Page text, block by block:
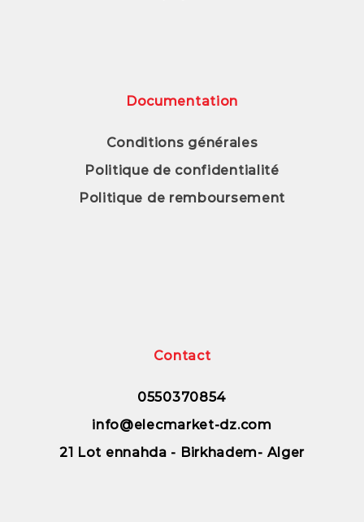
Documentation
Conditions générales
Politique de confidentialité
Politique de remboursement
Contact
0550370854
info@elecmarket-dz.com
21 Lot ennahda - Birkhadem- Alger